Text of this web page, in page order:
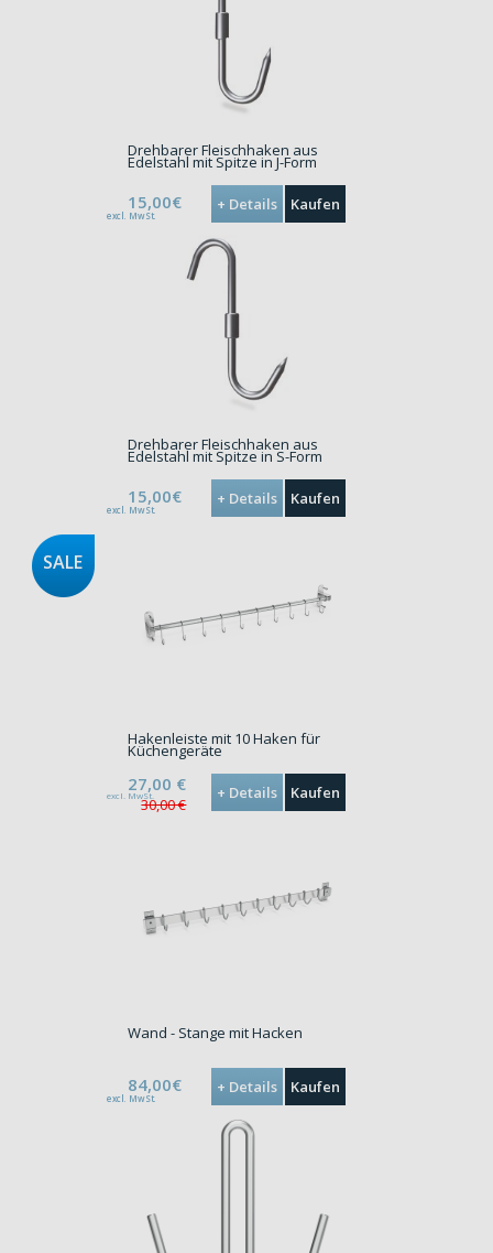
Drehbarer Fleischhaken aus
Edelstahl mit Spitze in J-Form
15,00€
excl. MwSt.
Kaufen
+ Details
Drehbarer Fleischhaken aus
Edelstahl mit Spitze in S-Form
15,00€
excl. MwSt.
Kaufen
+ Details
SALE
Hakenleiste mit 10 Haken für
Küchengeräte
27,00 €
30,00 €
excl. MwSt. Kaufen
+ Details
Wand - Stange mit Hacken
84,00€
excl. MwSt.
Kaufen
+ Details